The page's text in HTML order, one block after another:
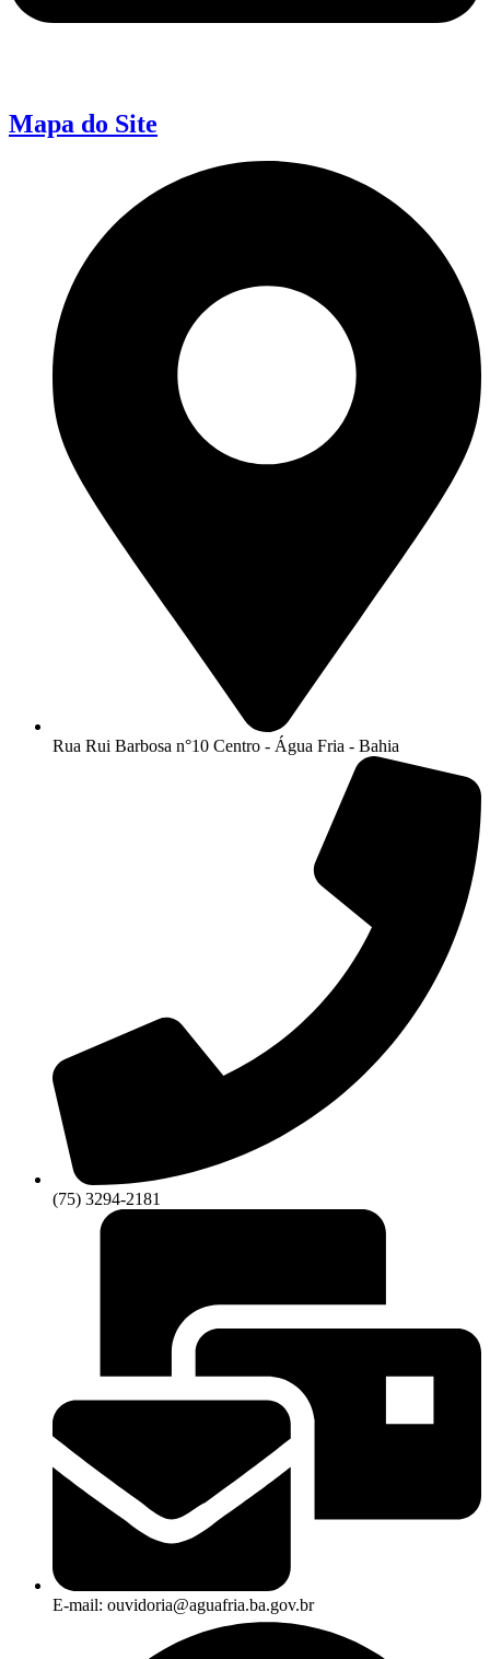
Mapa do Site
Rua Rui Barbosa n°10 Centro - Água Fria - Bahia
(75) 3294-2181
E-mail: ouvidoria@aguafria.ba.gov.br